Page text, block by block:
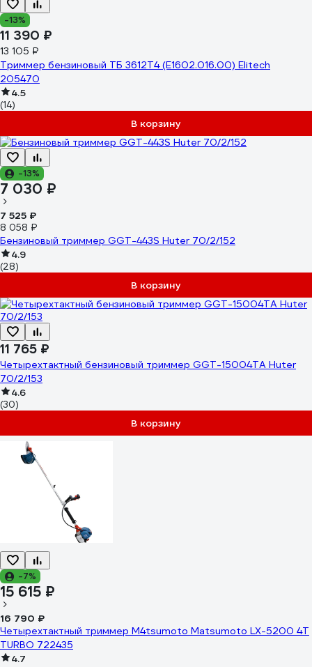
-13%
11 390 ₽
13 105 ₽
Триммер бензиновый ТБ 3612T4 (E1602.016.00) Elitech
205470
4.5
(14)
В корзину
-13%
7 030 ₽
7 525 ₽
8 058 ₽
Бензиновый триммер GGT-443S Huter 70/2/152
4.9
(28)
В корзину
11 765 ₽
Четырехтактный бензиновый триммер GGT-15004ТA Huter
70/2/153
4.6
(30)
В корзину
-7%
15 615 ₽
16 790 ₽
Четырехтактный триммер M4tsumoto Matsumoto LX-5200 4T
TURBO 722435
4.7